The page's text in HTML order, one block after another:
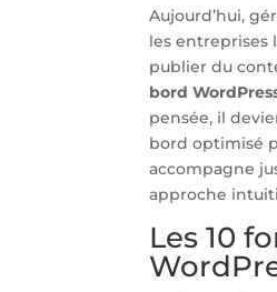
Aujourd’hui,
les entreprises
publier du
bord
pensée, il
bord optimisé
accompagne
approche
Les 10